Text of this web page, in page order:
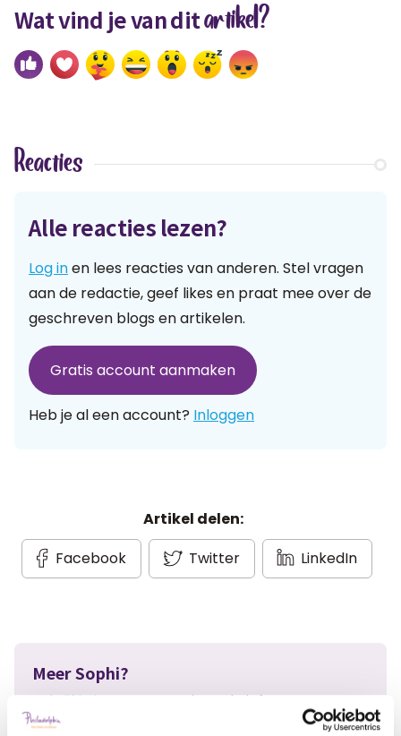
Wat vind je van ditartikel?
Reacties
Alle reacties lezen?
Log inen lees reacties van anderen. Stel vragen
aan de redactie, geef likes en praat mee over de
geschreven blogs en artikelen.
Gratis account aanmaken
Heb je al een account? Inloggen
Artikel delen:
Facebook
Twitter LinkedIn
Meer Sophi?
Schrijf je invoor onze nieuwsbrief en ontvang
maandelijks